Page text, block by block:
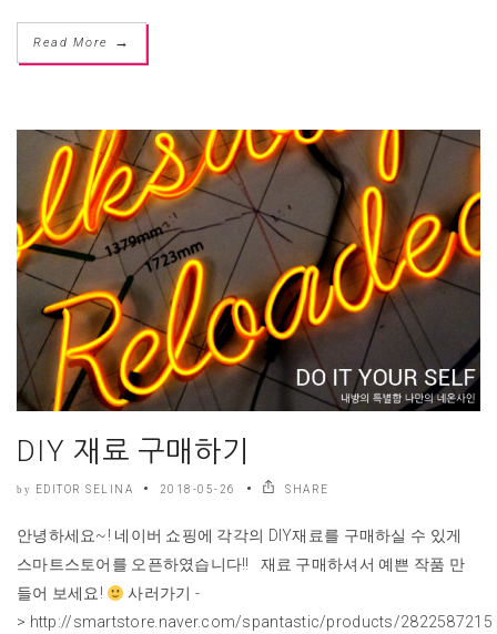
Read More →
DIY 재료 구매하기
by EDITOR SELINA 2018-05-26 SHARE
안녕하세요~! 네이버 쇼핑에 각각의 DIY재료를 구매하실 수 있게
스마트스토어를 오픈하였습니다!! 재료 구매하셔서 예쁜 작품 만
들어 보세요!
사러가기 -
> http://smartstore.naver.com/spantastic/products/2822587215